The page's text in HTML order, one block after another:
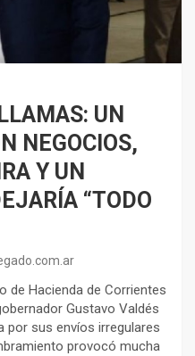
UN
NEGOCIOS,
Y UN
“TODO
de Hacienda de Corrientes
Gustavo Valdés
por sus envíos irregulares
provocó mucha